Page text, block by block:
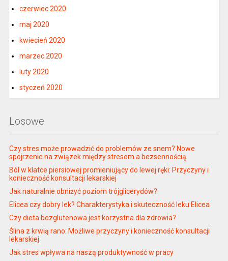
czerwiec 2020
maj 2020
kwiecień 2020
marzec 2020
luty 2020
styczeń 2020
Losowe
Czy stres może prowadzić do problemów ze snem? Nowe
spojrzenie na związek między stresem a bezsennością
Ból w klatce piersiowej promieniujący do lewej ręki: Przyczyny i
konieczność konsultacji lekarskiej
Jak naturalnie obniżyć poziom trójglicerydów?
Elicea czy dobry lek? Charakterystyka i skuteczność leku Elicea
Czy dieta bezglutenowa jest korzystna dla zdrowia?
Ślina z krwią rano: Możliwe przyczyny i konieczność konsultacji
lekarskiej
Jak stres wpływa na naszą produktywność w pracy